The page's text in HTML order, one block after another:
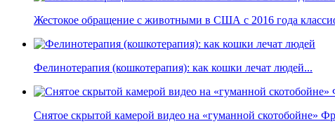
Жестокое обращение с животными в США с 2016 года
Фелинотерапия (кошкотерапия): как кошки лечат людей...
Снятое скрытой камерой видео на «гуманной скотобойне»